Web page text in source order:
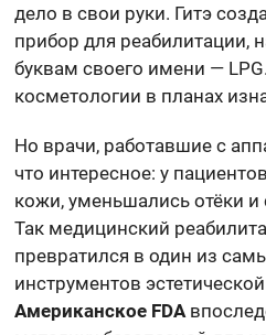
дело в свои руки. Гитэ
прибор для реабилитации,
буквам своего имени —
косметологии в планах
Но врачи, работавшие с
что интересное: у
кожи, уменьшались отёки
Так медицинский
превратился в один из
инструментов
Американское FDA